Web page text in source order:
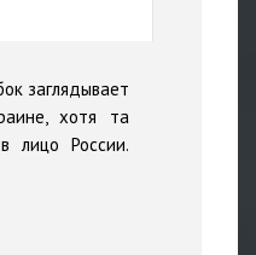
заглядывает
хотя та
лицо России.